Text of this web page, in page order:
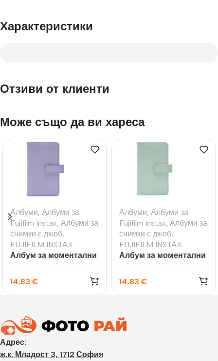
Характеристики
Отзиви от клиенти
Може също да ви хареса
Албуми, Албуми за
Fujifilm Instax, Албуми за
снимки с джоб,
FUJIFILM INSTAX
Албум за моментални
Mini 12 Laporta, Lilac
Purple
14,83 €
Албуми, Албуми за
Fujifilm Instax, Албуми за
снимки с джоб,
FUJIFILM INSTAX
Албум за моментални
Mini 12 Laporta, Mint
Green
14,83 €
Адрес:
ж.к. Младост 3, 1712 София